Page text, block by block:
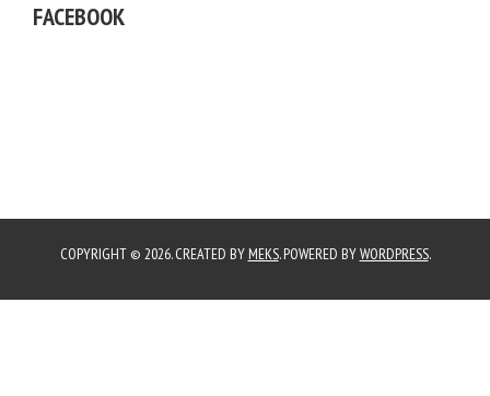
FACEBOOK
COPYRIGHT © 2026. CREATED BY MEKS. POWERED BYWORDPRESS.